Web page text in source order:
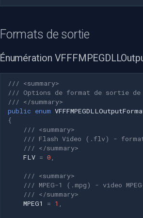
Formats de sortie
Énumération
/// <summary>
/// Options de format de sortie de
/// </summary>
public enum
{
/// <summary>
/// Flash Video (.flv) - format
/// </summary>
FLV = 0
/// <summary>
/// MPEG-1 (.mpg) - video
/// </summary>
MPEG1
= 1